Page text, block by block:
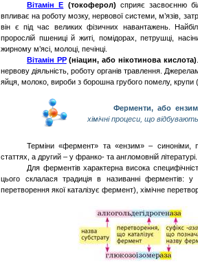
Вітамін Е (токоферол) сприяє засвоєнню
впливає на роботу мозку, нервової системи, м’язів,
він є під час великих фізичних навантажень.
пророслій пшениці й житі, помідорах, петрушці,
жирному м’ясі, молоці, печінці.
Вітамін РР(ніацин, або нікотинова кислота)
нервову діяльність, роботу органів травлення.
яйця, молоко, вироби з борошна грубого помелу,крупи
Ферменти, або
хімічні процеси, що
Терміни «фермент» та «ензим» – синоніми,
статтях, а другий – у франко- та англомовній літературі.
Для ферментів характерна висока
цього склалася традиція в називанні ферментів:
перетворення якої каталізує фермент), хімічне